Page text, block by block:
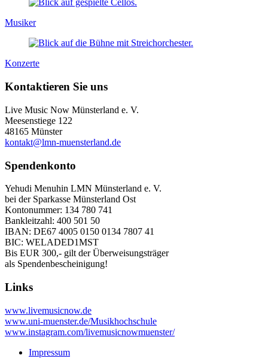
Musiker
Konzerte
Kontaktieren Sie uns
Live Music Now Münsterland e. V.
Meesenstiege 122
48165 Münster
kontakt@lmn-muensterland.de
Spendenkonto
Yehudi Menuhin LMN Münsterland e. V.
bei der Sparkasse Münsterland Ost
Kontonummer: 134 780 741
Bankleitzahl: 400 501 50
IBAN: DE67 4005 0150 0134 7807 41
BIC: WELADED1MST
Bis EUR 300,- gilt der Überweisungsträger
als Spendenbescheinigung!
Links
www.livemusicnow.de
www.uni-muenster.de/Musikhochschule
www.instagram.com/livemusicnowmuenster/
Impressum